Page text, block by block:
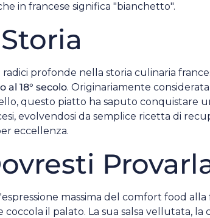
in francese significa "bianchetto".
profonde nella storia culinaria
al 18° secolo. Originariamente
questo piatto ha saputo conquistare
evolvendosi da semplice ricetta di
eccellenza.
massima del comfort food alla
il palato. La sua salsa vellutata, la